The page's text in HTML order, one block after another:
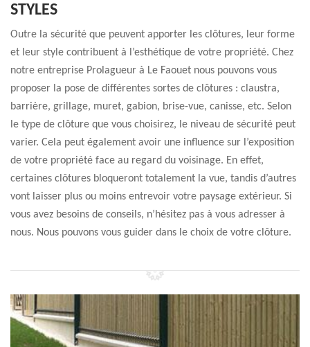
STYLES
Outre la sécurité que peuvent apporter les clôtures, leur forme
et leur style contribuent à l’esthétique de votre propriété. Chez
notre entreprise Prolagueur à Le Faouet nous pouvons vous
proposer la pose de différentes sortes de clôtures : claustra,
barrière, grillage, muret, gabion, brise-vue, canisse, etc. Selon
le type de clôture que vous choisirez, le niveau de sécurité peut
varier. Cela peut également avoir une influence sur l’exposition
de votre propriété face au regard du voisinage. En effet,
certaines clôtures bloqueront totalement la vue, tandis d’autres
vont laisser plus ou moins entrevoir votre paysage extérieur. Si
vous avez besoins de conseils, n’hésitez pas à vous adresser à
nous. Nous pouvons vous guider dans le choix de votre clôture.